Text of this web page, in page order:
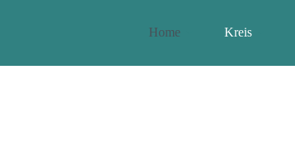
Home Kreis